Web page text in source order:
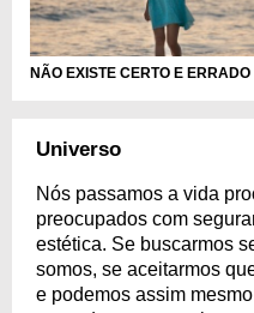
NÃO EXISTE CERTO E ERRADO
Universo
Nós passamos a vida
preocupados com
estética. Se buscarmos
somos, se aceitarmos
e podemos assim